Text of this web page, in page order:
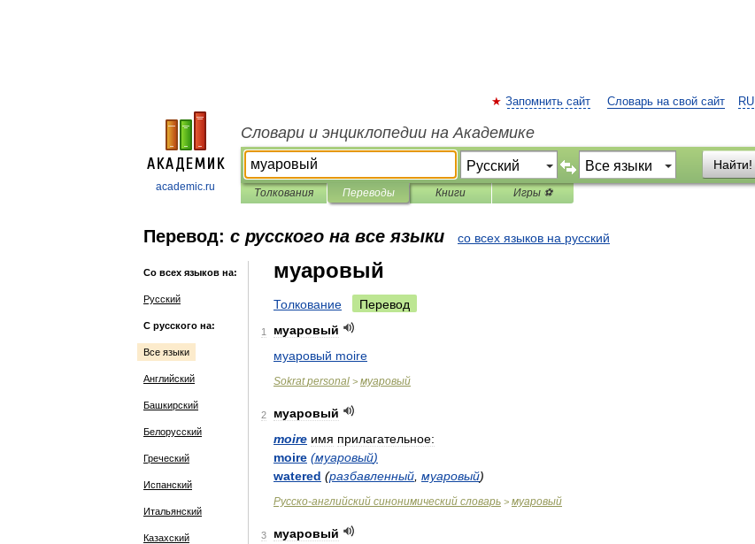
academic.ru
RU
Запомнить сайт Словарь на свой сайт
Словари и энциклопедии на Академике
Найти!
Толкования Переводы Книги Игры ⚽
Перевод: с русского на все языки со всех языков на русский
Со всех языков на:
Русский
С русского на:
Все языки
Английский
Башкирский
Белорусский
Греческий
Испанский
Итальянский
Казахский
муаровый
Толкование Перевод
1
муаровый
муаровый moire
Sokrat personal > муаровый
2
муаровый
moire имя прилагательное:
moire (муаровый)
watered (разбавленный муаровый)
Русско-английский синонимический словарь > муаровый
3
муаровый